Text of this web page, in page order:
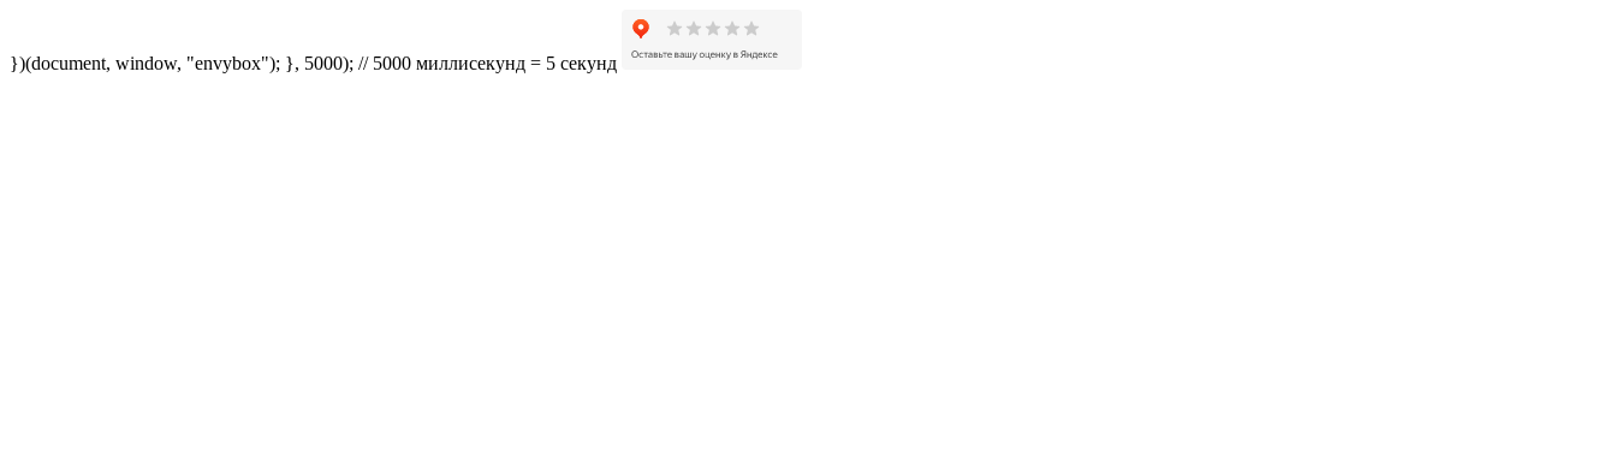
})(document, window, "envybox"); }, 5000); // 5000 миллисекунд = 5 секунд